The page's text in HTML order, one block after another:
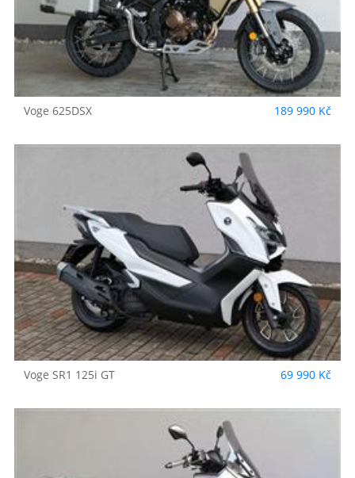
Voge 625DSX 189 990 Kč
Voge SR1 125i GT 69 990 Kč